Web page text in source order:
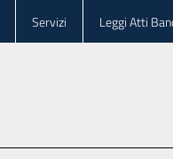
Servizi Leggi Atti